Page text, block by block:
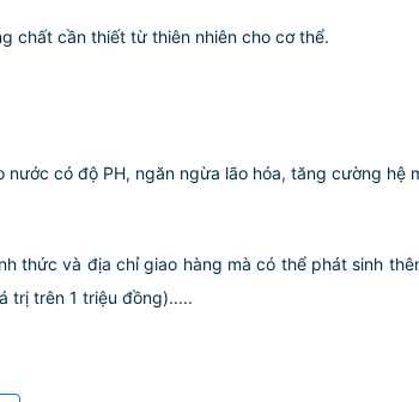
chất cần thiết từ thiên nhiên cho cơ thể.
có độ PH, ngăn ngừa lão hóa, tăng cường hệ
thức và địa chỉ giao hàng mà có thể phát sinh
trị trên 1 triệu đồng).....